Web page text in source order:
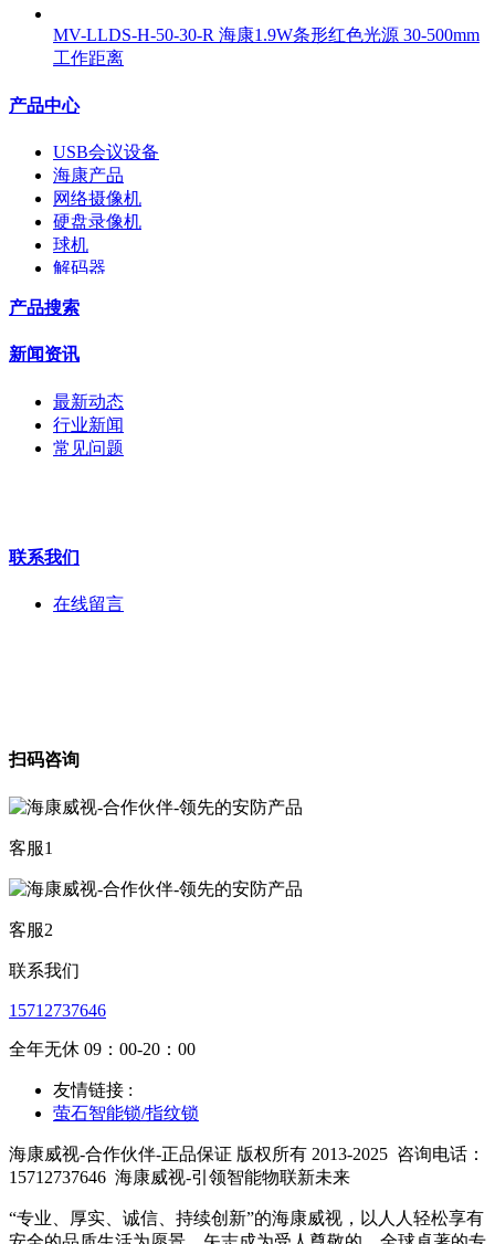
MV-LLDS-H-50-30-R 海康1.9W条形红色光源 30-500mm
工作距离
产品中心
USB会议设备
海康产品
网络摄像机
硬盘录像机
球机
解码器
配件
拼接屏
安检门
工程宝
海康机器人
产品搜索
新闻资讯
最新动态
行业新闻
常见问题
联系我们
在线留言
扫码咨询
客服1
客服2
联系我们
15712737646
全年无休 09：00-20：00
友情链接 :
萤石智能锁/指纹锁
海康威视-合作伙伴-正品保证 版权所有 2013-2025 咨询电话：
15712737646 海康威视-引领智能物联新未来
“专业、厚实、诚信、持续创新”的海康威视，以人人轻松享有